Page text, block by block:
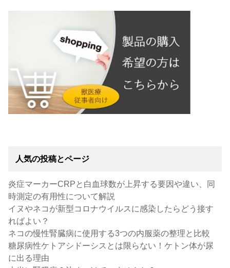
人気の投稿とページ
炎症マーカーCRPと白血球数が上昇する要因や違い、同
時測定の有用性について解説
イヌやネコが新型コロナウイルスに感染したらどう接す
ればよい？
ネコの慢性腎臓病に使用する3つの内服薬の整理と比較
糖尿病性ケトアシドーシスとは限らない！ケトン体が尿
に出る理由